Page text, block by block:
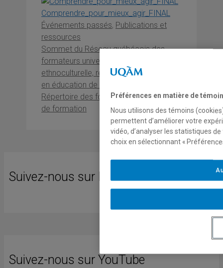
Comprendre_pour_mieux_agir_FINAL
Catégories
Événements passés, Publications et
ressources
Sommet du Réseau québécois des
formateurs universitaires sur la diversité
ethnoculturelle, religieuse et linguistique
en éducation de l’OFDE
Répertoire des formateurs et des offres
de formation
Suivez-nous sur Facebook
Suivez-nous sur YouTube
Préférences en matière de
Nous utilisons des témoins
permettent d’améliorer votre
vidéo, d’analyser les statistiques
choix en sélectionnant «